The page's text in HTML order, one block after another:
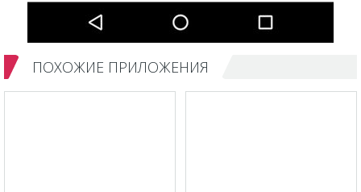
ПОХОЖИЕ ПРИЛОЖЕНИЯ